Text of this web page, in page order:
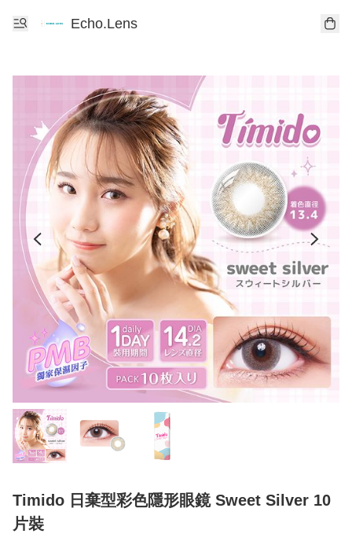
Echo.Lens
Timido 日棄型彩色隱形眼鏡 Sweet Silver 10
片裝